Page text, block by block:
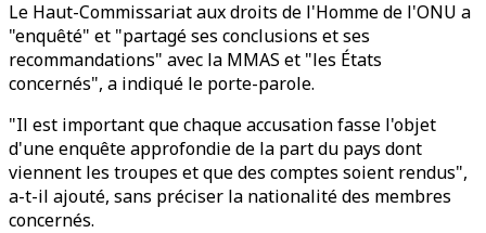
Le Haut-Commissariat aux droits de l'Homme de l'ONU a
"enquêté" et "partagé ses conclusions et ses
recommandations" avec la MMAS et "les États
concernés", a indiqué le porte-parole.
"Il est important que chaque accusation fasse l'objet
d'une enquête approfondie de la part du pays dont
viennent les troupes et que des comptes soient rendus",
a-t-il ajouté, sans préciser la nationalité des membres
concernés.